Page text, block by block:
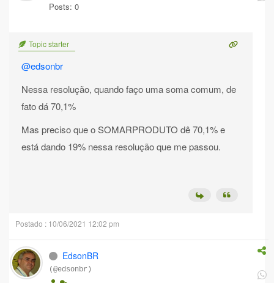
Posts: 0
Topic starter
@edsonbr
Nessa resolução, quando faço uma soma comum, de
fato dá 70,1%
Mas preciso que o SOMARPRODUTO dê 70,1% e
está dando 19% nessa resolução que me passou.
Postado : 10/06/2021 12:02 pm
EdsonBR
(@edsonbr)